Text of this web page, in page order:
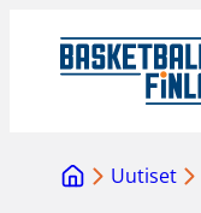
sisältöön
Uutiset